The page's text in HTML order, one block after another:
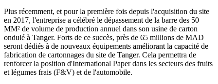
Plus récemment, et pour la première fois depuis l'acquisition du site
en 2017, l'entreprise a célébré le dépassement de la barre des 50
MM² de volume de production annuel dans son usine de carton
ondulé à Tanger. Forts de ce succès, près de 65 millions de MAD
seront dédiés à de nouveaux équipements améliorant la capacité de
fabrication de cartonnages du site de Tanger. Cela permettra de
renforcer la position d'International Paper dans les secteurs des fruits
et légumes frais (F&V) et de l'automobile.